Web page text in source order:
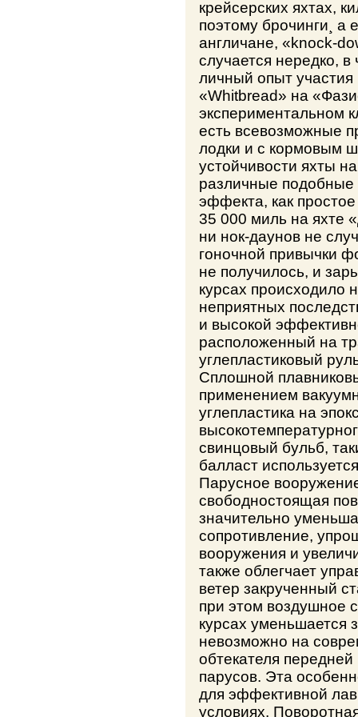
крейсерских яхтах,
поэтому брочинги¸ а
англичане, «knock-
случается нередко,
личный опыт участия
«Whitbread» на
экспериментальном
есть всевозможные
лодки и с кормовым
устойчивости яхты
различные подобные
эффекта, как
35 000 миль на яхте
ни нок-даунов не
гоночной привычки
не получилось, и
курсах происходило
неприятных
и высокой
расположенный на
углепластиковый
Сплошной
применением
углепластика на
свинцовый бульб,
балласт
Парусное
свободностоящая
значительно
сопротивление,
вооружения и
также облегчает
ветер закрученный
при этом воздушное
курсах уменьшается
невозможно на
обтекателя
парусов. Эта
для эффективной
условиях.